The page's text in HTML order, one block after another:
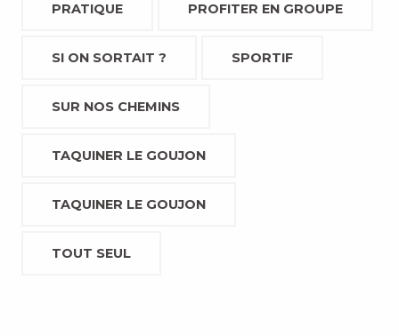
PRATIQUE PROFITER EN GROUPE
SI ON SORTAIT ? SPORTIF
SUR NOS CHEMINS
TAQUINER LE GOUJON
TAQUINER LE GOUJON
TOUT SEUL